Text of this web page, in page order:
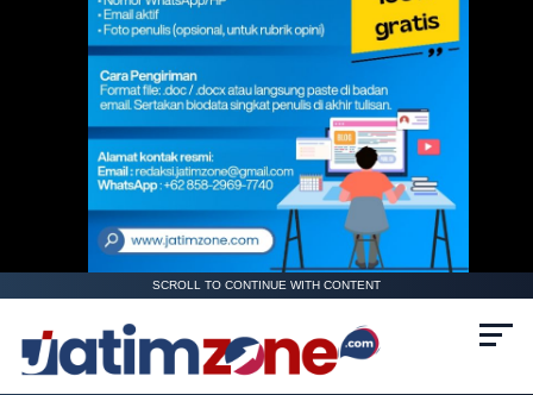
SCROLL TO CONTINUE WITH CONTENT